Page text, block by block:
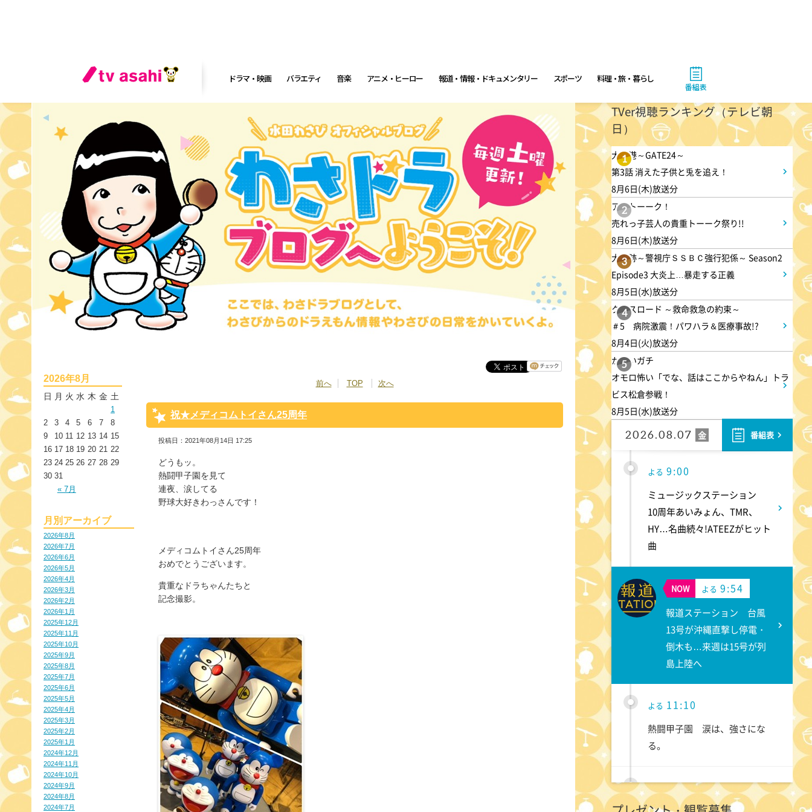
ドラマ・映画 バラエティ 音楽 アニメ・ヒーロー 報道・情報・ドキュメンタリー スポーツ 料理・旅・暮らし
番組表
2026年8月
日 月 火 水 木 金 土
1
2
3 4 5 6 7
8
9
10 11 12 13 14 15
16 17 18 19 20 21 22
23 24 25 26 27 28 29
30 31
« 7月
月別アーカイブ
2026年8月
2026年7月
2026年6月
2026年5月
2026年4月
2026年3月
2026年2月
2026年1月
2025年12月
2025年11月
2025年10月
2025年9月
2025年8月
2025年7月
2025年6月
2025年5月
2025年4月
2025年3月
2025年2月
2025年1月
2024年12月
2024年11月
2024年10月
2024年9月
2024年8月
2024年7月
前へ TOP 次へ
祝★メディコムトイさん25周年
投稿日：2021年08月14日 17:25
どうもッ。
熱闘甲子園を見て
連夜、涙してる
野球大好きわっさんです！
メディコムトイさん25周年
おめでとうございます。
貴重なドラちゃんたちと
記念撮影。
TVer視聴ランキング（テレビ朝
日）
1
大空港～GATE24～
第3話 消えた子供と兎を追え！
8月6日(木)放送分
2
アメトーーク！
売れっ子芸人の貴重トーーク祭り!!
8月6日(木)放送分
3
大追跡～警視庁ＳＳＢＣ強行犯係～ Season2
Episode3 大炎上…暴走する正義
8月5日(水)放送分
4
クロスロード ～救命救急の約束～
＃5 病院激震！パワハラ＆医療事故!?
8月4日(火)放送分
5
かまいガチ
オモロ怖い「でな、話はここからやねん」トラ
ビス松倉参戦！
8月5日(水)放送分
2026.08.07 金 番組表
相棒16 #11
午後 4:48
スーパーJチャンネル 井澤健
太朗と森山みなみが<ニュース
よる 6:50
ザワつく!路線バスで寄り道の
旅 【“東京&横浜"2大都市の地
下街グルメを巡る!】
よる 8:00
マツコ&有吉 かりそめ天国
M-1王者たくろうの滋賀の魅力
プレゼンツアー
よる 8:54
私の幸福時間
よる 9:00
ミュージックステーション
10周年あいみょん、TMR、
HY…名曲続々!ATEEZがヒット
曲
NOW よる 9:54
報道ステーション 台風
13号が沖縄直撃し停電・
倒木も…来週は15号が列
島上陸へ
よる 11:10
熱闘甲子園 涙は、強さにな
る。
よる 11:40